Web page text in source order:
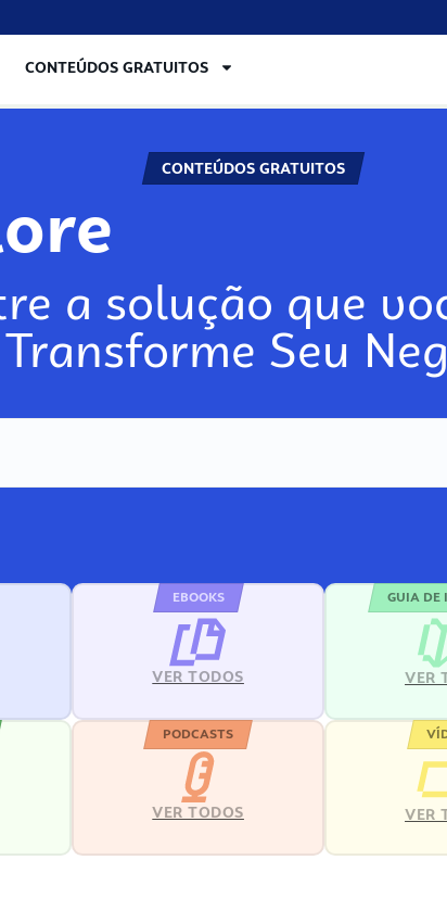
CONTEÚDOS GRATUITOS
CONTEÚDOS GRATUITOS
a solução que
Seu
EBOOKS
VER TODOS
GUIA DE
VER
PODCASTS
VER TODOS VER